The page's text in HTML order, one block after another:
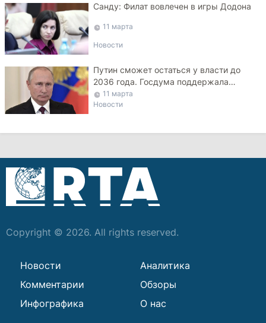
Санду: Филат вовлечен в игры Додона
11 марта
Новости
Путин сможет остаться у власти до
2036 года. Госдума поддержала
поправки в Конституцию
11 марта
Новости
Copyright © 2026. All rights reserved.
Новости
Аналитика
Комментарии
Обзоры
Инфографика
О нас